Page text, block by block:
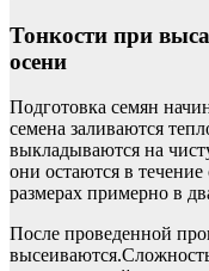
Тонкости при
осени
Подготовка семян
семена заливаются
выкладываются на
они остаются в
размерах примерно в
После проведенной